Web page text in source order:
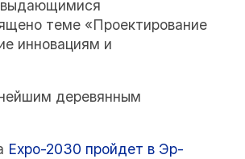
выдающимися
теме «Проектирование
инновациям и
деревянным
Expo-2030 пройдет в Эр-